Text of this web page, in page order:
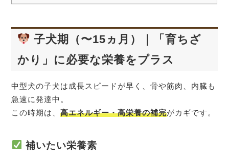
子犬期（〜15ヵ月）｜「育ちざ
かり」に必要な栄養をプラス
中型犬の子犬は成長スピードが早く、骨や筋肉、内臓も
急速に発達中。
この時期は、高エネルギー・高栄養の補完がカギです。
補いたい栄養素